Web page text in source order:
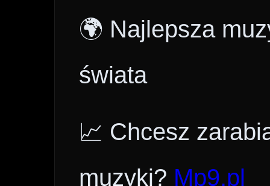
🌍 Najlepsza
świata
📈 Chcesz
muzyki? Mp9.pl